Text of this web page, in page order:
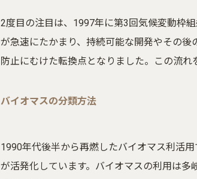
2度目の注目は、1997年に第3回気候変動枠
が急速にたかまり、持続可能な開発やその
防止にむけた転換点となりました。この流
バイオマスの分類方法
1990年代後半から再燃したバイオマス利活
が活発化しています。バイオマスの利用は